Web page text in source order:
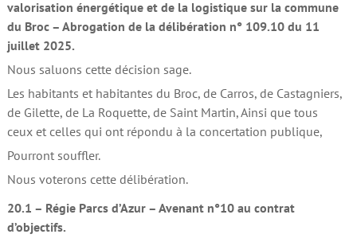
valorisation énergétique et de la logistique sur la commune
du Broc – Abrogation de la délibération n° 109.10 du 11
juillet 2025.
Nous saluons cette décision sage.
Les habitants et habitantes du Broc, de Carros, de Castagniers,
de Gilette, de La Roquette, de Saint Martin, Ainsi que tous
ceux et celles qui ont répondu à la concertation publique,
Pourront souffler.
Nous voterons cette délibération.
20.1 – Régie Parcs d’Azur – Avenant n°10 au contrat
d’objectifs.